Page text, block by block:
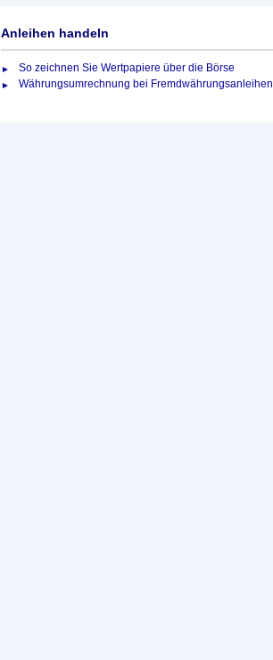
Anleihen handeln
So zeichnen Sie Wertpapiere über die Börse
Währungsumrechnung bei Fremdwährungsanleihen